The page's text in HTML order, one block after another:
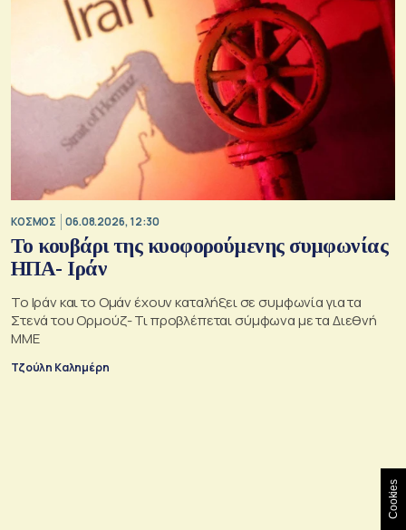
ΚΟΣΜΟΣ 06.08.2026, 12:30
Το κουβάρι της κυοφορούμενης συμφωνίας
ΗΠΑ- Ιράν
Το Ιράν και το Ομάν έχουν καταλήξει σε συμφωνία για τα
Στενά του Ορμούζ- Τι προβλέπεται σύμφωνα με τα Διεθνή
ΜΜΕ
Τζούλη Καλημέρη
Cookies